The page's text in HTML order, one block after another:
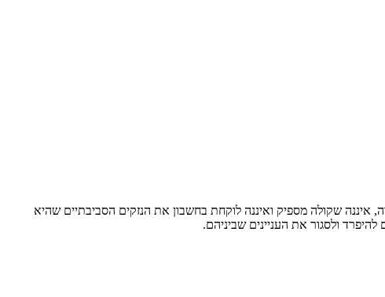
איננה שקולה מספיק ואיננה לוקחת בחשבון את הנזקים הסביבתיים שהיא
ולסגור את העניינים שביניהם.